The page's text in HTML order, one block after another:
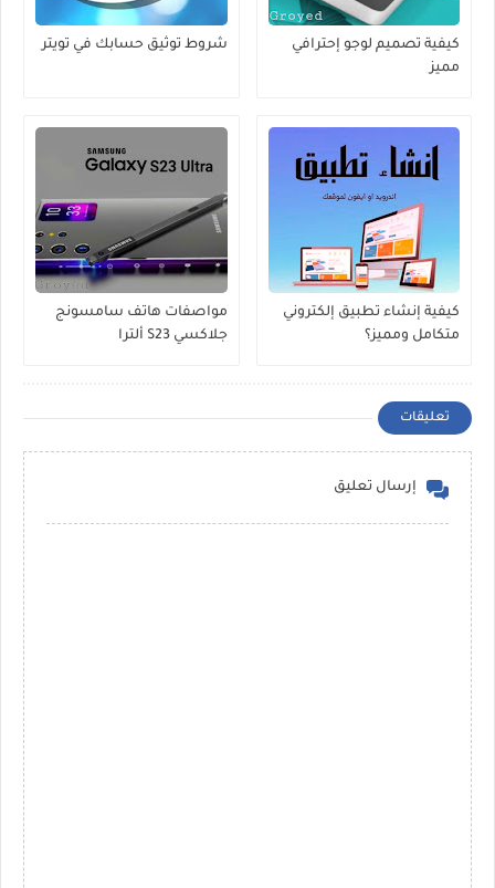
كيفية تصميم لوجو إحترافي
مميز
شروط توثيق حسابك في تويتر
كيفية إنشاء تطبيق إلكتروني
متكامل ومميز؟
مواصفات هاتف سامسونج
جلاكسي S23 ألترا
تعليقات
إرسال تعليق